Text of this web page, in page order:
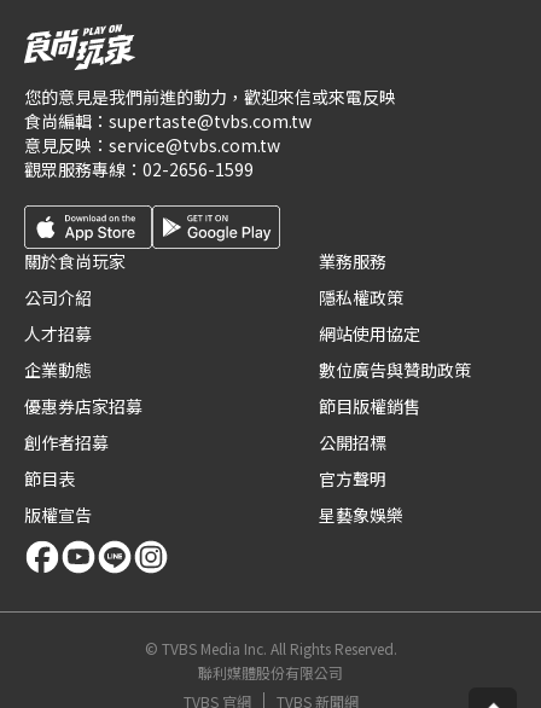
您的意見是我們前進的動力，歡迎來信或來電反映
食尚編輯： supertaste@tvbs.com.tw
意見反映： service@tvbs.com.tw
觀眾服務專線： 02-2656-1599
關於食尚玩家
公司介紹
人才招募
企業動態
優惠券店家招募
創作者招募
節目表
版權宣告
業務服務
隱私權政策
網站使用協定
數位廣告與贊助政策
節目版權銷售
公開招標
官方聲明
星藝象娛樂
© TVBS Media Inc. All Rights Reserved.
聯利媒體股份有限公司
TVBS 官網
TVBS 新聞網